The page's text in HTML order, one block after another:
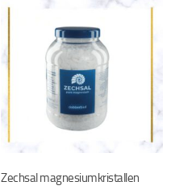
Zechsal magnesiumkristallen